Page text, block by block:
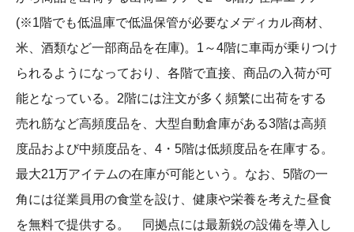
(※1階でも低温庫で低温保管が必要なメディカル商材、
米、酒類など一部商品を在庫)。1～4階に車両が乗りつけ
られるようになっており、各階で直接、商品の入荷が可
能となっている。2階には注文が多く頻繁に出荷をする
売れ筋など高頻度品を、大型自動倉庫がある3階は高頻
度品および中頻度品を、4・5階は低頻度品を在庫する。
最大21万アイテムの在庫が可能という。なお、5階の一
角には従業員用の食堂を設け、健康や栄養を考えた昼食
を無料で提供する。 同拠点には最新鋭の設備を導入し